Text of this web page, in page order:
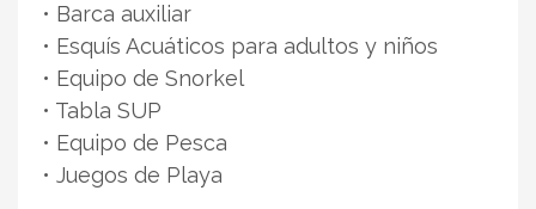
• Barca auxiliar
• Esquís Acuáticos para adultos y niños
• Equipo de Snorkel
• Tabla SUP
• Equipo de Pesca
• Juegos de Playa